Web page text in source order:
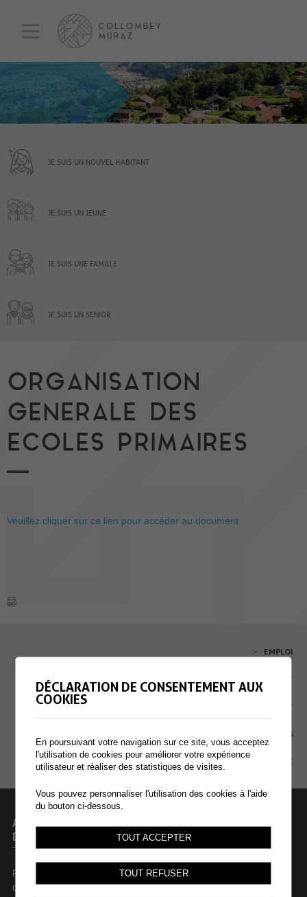
JE SUIS UN NOUVEL HABITANT
JE SUIS UN JEUNE
JE SUIS UNE FAMILLE
JE SUIS UN SENIOR
ORGANISATION
GENERALE DES
ECOLES PRIMAIRES
Veuillez cliquer sur ce lien pour accéder au document
EMPLOI
CONTACT
EXTRANET
MENTIONS LÉGALES
PLAN DU SITE
ADMINISTRATION COMMUNALE
DE COLLOMBEY-MURAZ
Rue des Dents-du-Midi 44
Case postale 246
DÉCLARATION DE CONSENTEMENT AUX
COOKIES
En poursuivant votre navigation sur ce site, vous acceptez
l'utilisation de cookies pour améliorer votre expérience
utilisateur et réaliser des statistiques de visites.
Vous pouvez personnaliser l'utilisation des cookies à l'aide
du bouton ci-dessous.
TOUT ACCEPTER
TOUT REFUSER